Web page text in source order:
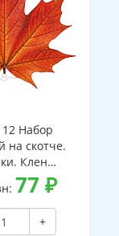
Набор
на скотче.
Клен
(10 шт. в
ВД-
77₽
+